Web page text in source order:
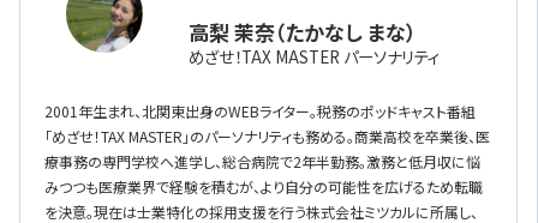
高梨 茉奈（たかなし まな）
めざせ！TAX MASTER パーソナリティ
2001年生まれ、北関東出身のWEBライター。税務のポッドキャスト番組
「めざせ！TAX MASTER」のパーソナリティも務める。商業高校を卒業後、医
療事務の専門学校へ進学し、総合病院で2年半勤務。激務と低月収に悩
みつつも医療業界で経験を積むが、より自分の可能性を広げるため転職
を決意。現在は士業特化の採用支援を行う株式会社ミツカルに所属し、